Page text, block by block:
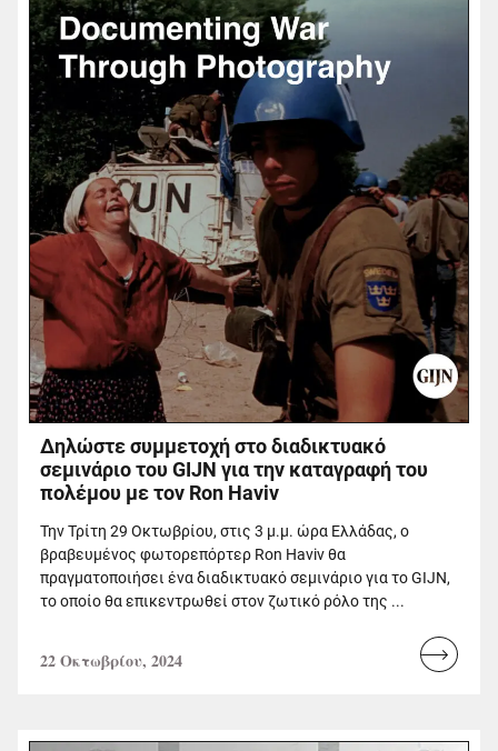
Δηλώστε συμμετοχή στο διαδικτυακό
σεμινάριο του GIJN για την καταγραφή του
πολέμου με τον Ron Haviv
Την Τρίτη 29 Οκτωβρίου, στις 3 μ.μ. ώρα Ελλάδας, ο
βραβευμένος φωτορεπόρτερ Ron Haviv θα
πραγματοποιήσει ένα διαδικτυακό σεμινάριο για το GIJN,
το οποίο θα επικεντρωθεί στον ζωτικό ρόλο της ...
22 Οκτωβρίου, 2024
Read